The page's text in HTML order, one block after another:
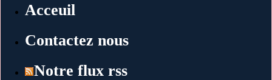
Acceuil
Contactez nous
Notre flux rss